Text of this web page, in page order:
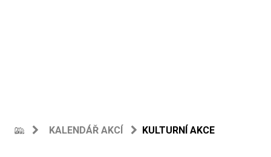
KALENDÁŘ AKCÍ KULTURNÍ AKCE